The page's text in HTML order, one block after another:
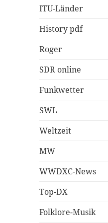
ITU-Länder
History pdf
Roger
SDR online
Funkwetter
SWL
Weltzeit
MW
WWDXC-News
Top-DX
Folklore-Musik